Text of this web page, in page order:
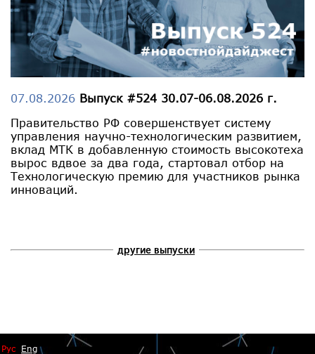
07.08.2026 Выпуск #524 30.07-06.08.2026 г.
Правительство РФ совершенствует систему
управления научно-технологическим развитием,
вклад МТК в добавленную стоимость высокотеха
вырос вдвое за два года, стартовал отбор на
Технологическую премию для участников рынка
инноваций.
другие выпуски
Рус Eng